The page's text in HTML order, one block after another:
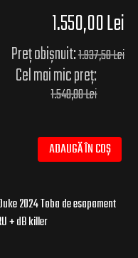
1.550,00 Lei
Preț obișnuit:1.937,50 Lei
Cel mai mic preț:
1.540,00 Lei
ADAUGĂ ÎN COȘ
2024 Toba de esapament
+ dB killer